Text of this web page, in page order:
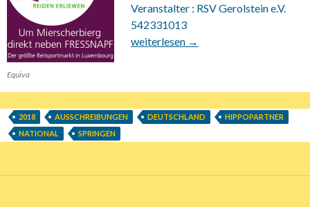
Equiva
Veranstalter : RSV Gerolstein e.V.
542331013
26.+27.5.2018 Ausschreibung
weiterlesen →
2018 AUSSCHREIBUNGEN DEUTSCHLAND
HIPPOPARTNER
NATIONAL
SPRINGEN